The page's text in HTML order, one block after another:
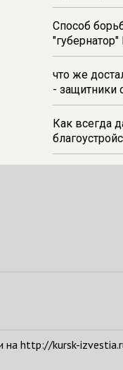
10:42В
новых
и
Способ
что же
- защитники
Как всегда
на http://kursk-